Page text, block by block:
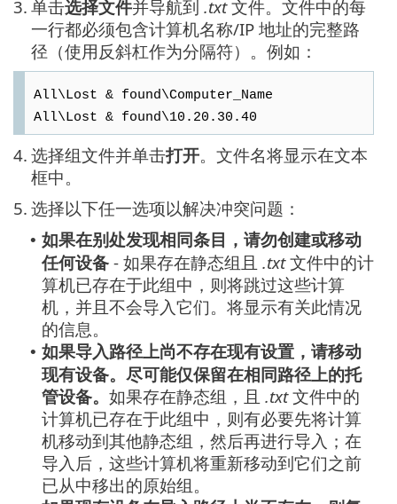
3. 单击选择文件并导航到 .txt文件。文件中的每
一行都必须包含计算机名称/IP 地址的完整路
径（使用反斜杠作为分隔符）。例如：
All\Lost & found\Computer_Name
All\Lost & found\10.20.30.40
4. 选择组文件并单击打开。文件名将显示在文本
框中。
5. 选择以下任一选项以解决冲突问题：
• 如果在别处发现相同条目，请勿创建或移动
任何设备 - 如果存在静态组且 .txt文件中的计
算机已存在于此组中，则将跳过这些计算
机，并且不会导入它们。将显示有关此情况
的信息。
• 如果导入路径上尚不存在现有设置，请移动
现有设备。尽可能仅保留在相同路径上的托
管设备。 如果存在静态组，且 .txt文件中的
计算机已存在于此组中，则有必要先将计算
机移动到其他静态组，然后再进行导入；在
导入后，这些计算机将重新移动到它们之前
已从中移出的原始组。